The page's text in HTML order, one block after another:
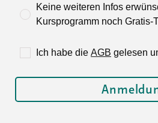
Keine weiteren Infos
Kursprogramm noch Gratis-
Ich habe die AGB gelesen